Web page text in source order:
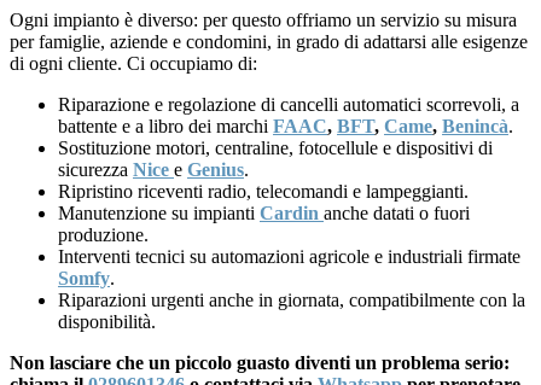
Ogni impianto è diverso: per questo offriamo un servizio su misura
per famiglie, aziende e condomini, in grado di adattarsi alle esigenze
di ogni cliente. Ci occupiamo di:
Riparazione e regolazione di cancelli automatici scorrevoli, a
battente e a libro dei marchi FAAC, BFT, Came, Benincà.
Sostituzione motori, centraline, fotocellule e dispositivi di
sicurezza Nice e Genius.
Ripristino riceventi radio, telecomandi e lampeggianti.
Manutenzione su impianti Cardin anche datati o fuori
produzione.
Interventi tecnici su automazioni agricole e industriali firmate
Somfy.
Riparazioni urgenti anche in giornata, compatibilmente con la
disponibilità.
Non lasciare che un piccolo guasto diventi un problema serio: